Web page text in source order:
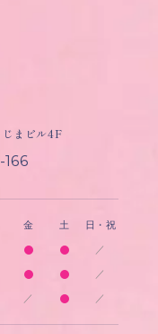
まビル4F
金 土 日・祝
／
／
／ ／